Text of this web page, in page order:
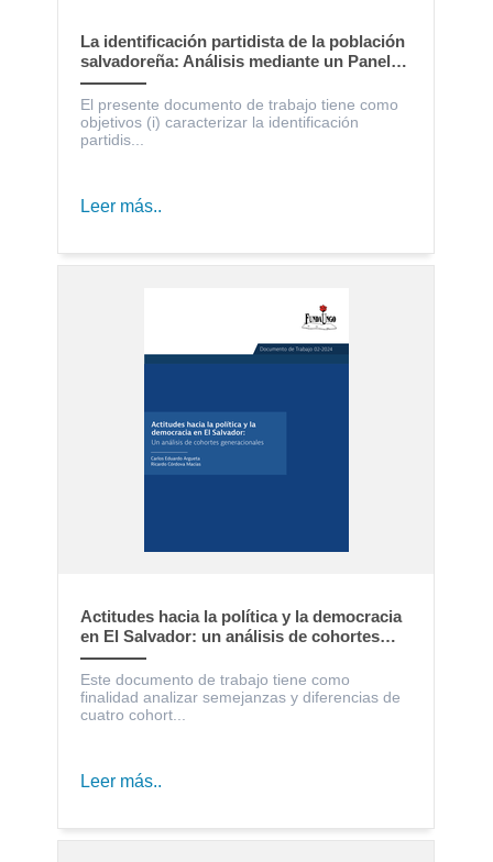
La identificación partidista de la población
salvadoreña: Análisis mediante un Panel
Electoral
El presente documento de trabajo tiene como
objetivos (i) caracterizar la identificación
partidis...
Leer más..
Actitudes hacia la política y la democracia
en El Salvador: un análisis de cohortes
generacionales
Este documento de trabajo tiene como
finalidad analizar semejanzas y diferencias de
cuatro cohort...
Leer más..